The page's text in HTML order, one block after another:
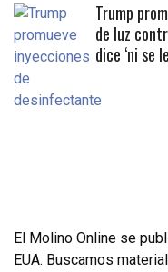
Trump
de luz
dice ‘ni se
El Molino Online se
EUA. Buscamos